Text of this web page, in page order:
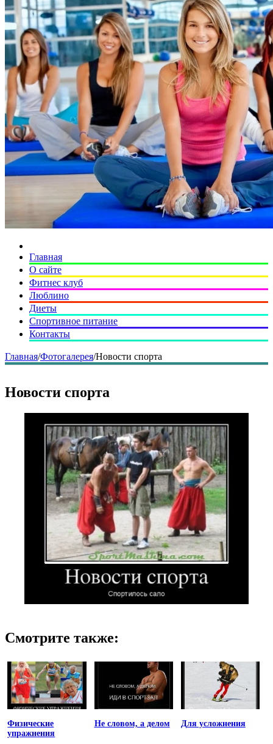
Главная
О сайте
Фитнес клуб
Люблино
Диеты
Спортивное питание
Контакты
Главная/Фотогалерея/Новости спорта
Новости спорта
Смотрите также:
Физические
упражнения
Не словом, а делом Для усложнения